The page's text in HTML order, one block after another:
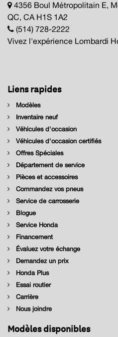
4356 Boul Métropolitain E,
QC, CA H1S 1A2
(514) 728-2222
Vivez l'expérience Lombardi
Liens rapides
Modèles
Inventaire neuf
Véhicules d'occasion
Véhicules d'occasion certifiés
Offres Spéciales
Département de service
Pièces et accessoires
Commandez vos pneus
Service de carrosserie
Blogue
Service Honda
Financement
Évaluez votre échange
Demandez un prix
Honda Plus
Essai routier
Carrière
Nous joindre
Modèles disponibles